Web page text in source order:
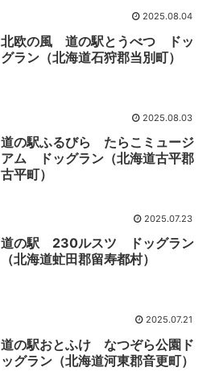
2025.08.04
北欧の風 道の駅とうべつ ドッ
グラン（北海道石狩郡当別町）
2025.08.03
道の駅ふるびら たらこミュージ
アム ドッグラン（北海道古平郡
古平町）
2025.07.23
道の駅 230ルスツ ドッグラン
（北海道虻田郡留寿都村）
2025.07.21
道の駅おとふけ なつぞら公園ド
ッグラン（北海道河東郡音更町）